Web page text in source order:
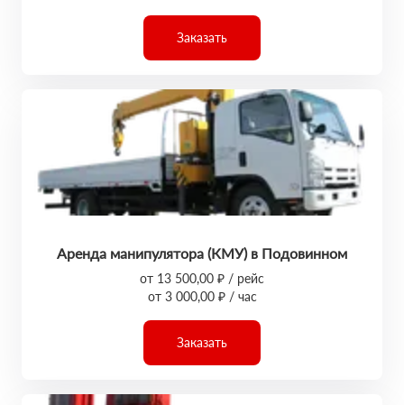
Заказать
Аренда манипулятора (КМУ) в Подовинном
от 13 500,00 ₽ / рейс
от 3 000,00 ₽ / час
Заказать